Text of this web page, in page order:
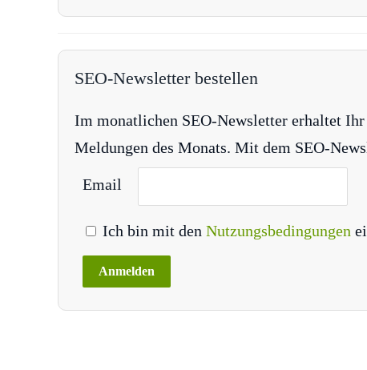
SEO-Newsletter bestellen
Im monatlichen SEO-Newsletter erhaltet
Meldungen des Monats. Mit dem SEO-
Email
Ich bin mit den Nutzungsbedingungen